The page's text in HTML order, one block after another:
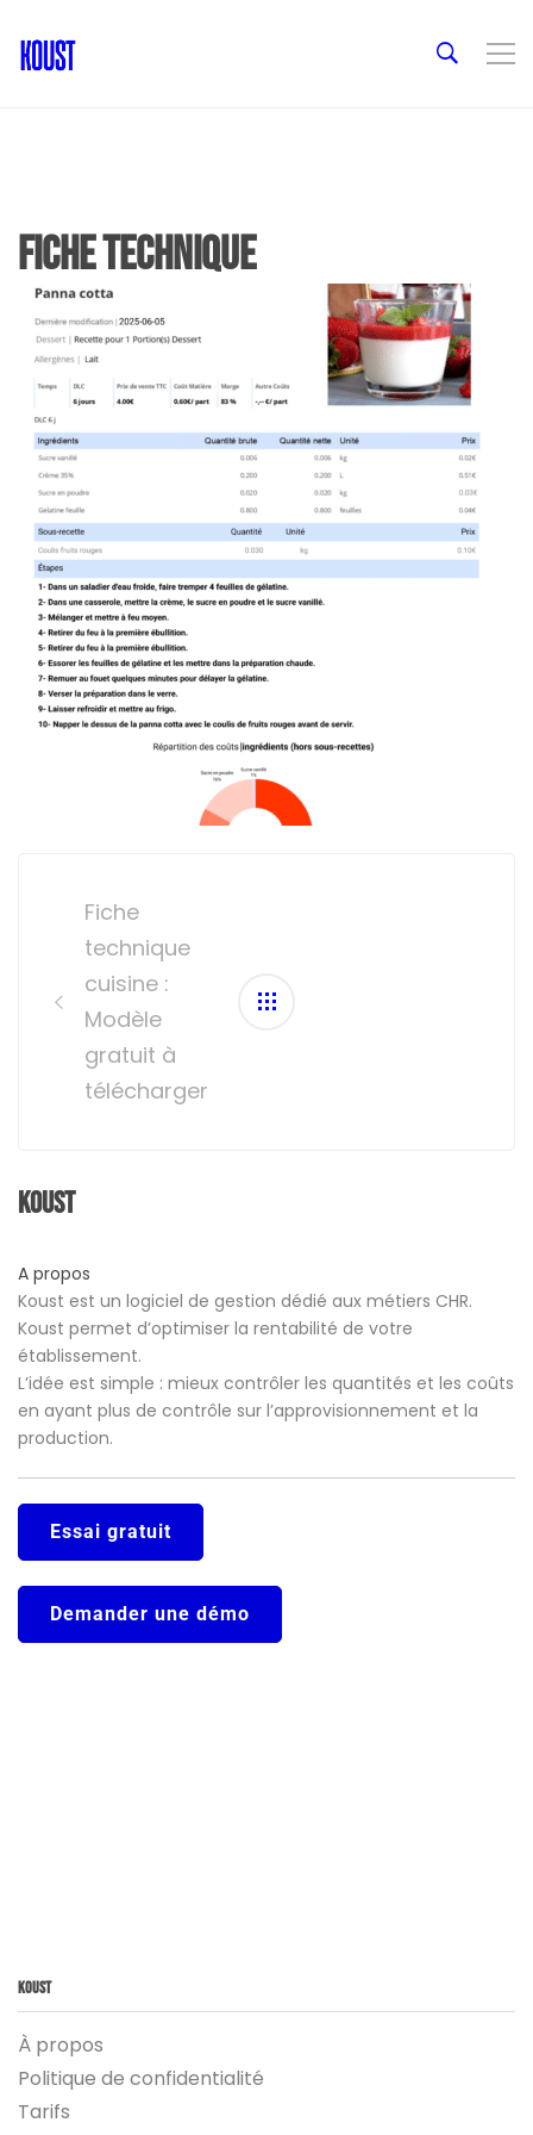
Fiche technique
navigation
Fiche
technique
cuisine :
Modèle
gratuit à
télécharger
Koust
A propos
Koust est un logiciel de gestion dédié aux métiers CHR.
Koust permet d’optimiser la rentabilité de votre
établissement.
L’idée est simple : mieux contrôler les quantités et les coûts
en ayant plus de contrôle sur l’approvisionnement et la
production.
Essai gratuit
Demander une démo
Koust
À propos
Politique de confidentialité
Tarifs